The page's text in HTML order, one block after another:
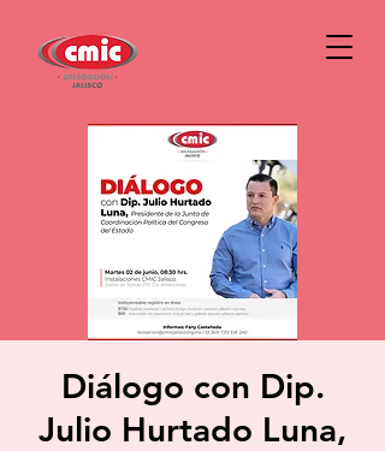
Diálogo con Dip.
Julio Hurtado Luna,